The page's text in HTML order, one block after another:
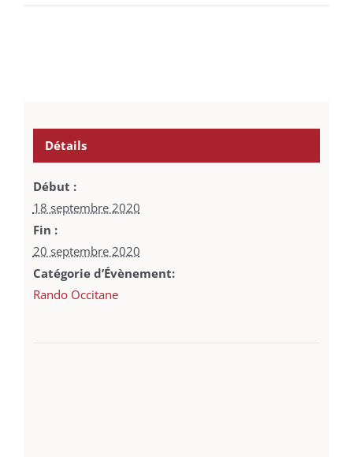
Détails
Début :
18 septembre 2020
Fin :
20 septembre 2020
Catégorie d’Évènement:
Rando Occitane